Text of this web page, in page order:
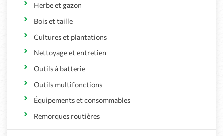
Herbe et gazon
Bois et taille
Cultures et plantations
Nettoyage et entretien
Outils à batterie
Outils multifonctions
Équipements et consommables
Remorques routières